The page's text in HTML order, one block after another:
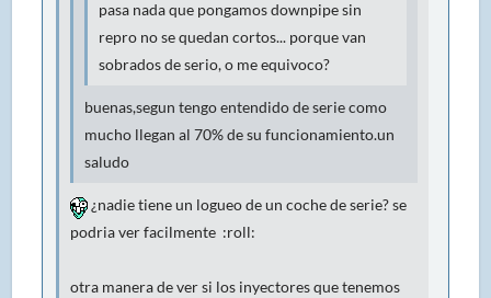
pasa nada que pongamos downpipe sin
repro no se quedan cortos... porque van
sobrados de serio, o me equivoco?
buenas,segun tengo entendido de serie como
mucho llegan al 70% de su funcionamiento.un
saludo
¿nadie tiene un logueo de un coche de serie? se
podria ver facilmente :roll:
otra manera de ver si los inyectores que tenemos